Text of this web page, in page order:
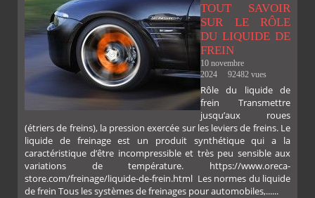
TOUT SAVOIR
SUR LE RÔLE
DU LIQUIDE DE
FREIN
10 novembre
2024
92482 vues
Rôle du liquide de
frein Transmettre
jusqu’aux roues
(étriers de freins), la pression exercée sur les leviers de freins. Le
liquide de freinage est un produit synthétique qui a la
caractéristique d’être incompressible et très peu sensible aux
variations de température. https://www.oreca-
store.com/freinage/liquide-de-frein.html Les normes du liquide
de frein Tous les systèmes de freinages pour automobiles,......